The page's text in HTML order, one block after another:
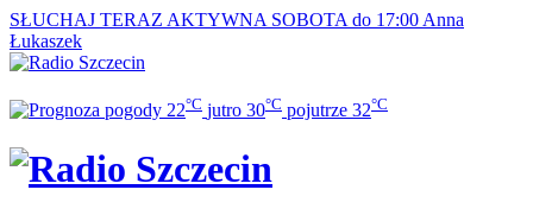
SŁUCHAJ TERAZ AKTYWNA SOBOTA do 17:00 Anna
Łukaszek
22°C jutro 30°C pojutrze 32°C